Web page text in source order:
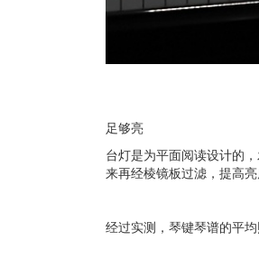
足够亮
台灯是为平面阅读设计的
来再经棱镜板过滤，提高
经过实测，琴键琴谱的平